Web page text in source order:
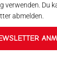
verwenden. Du
abmelden.